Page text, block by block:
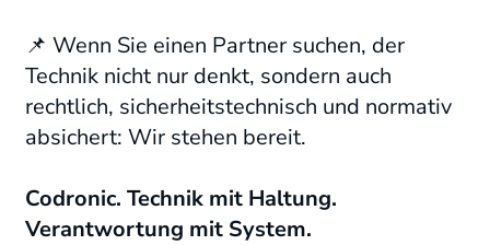
📌 Wenn Sie einen Partner suchen, der
Technik nicht nur denkt, sondern auch
rechtlich, sicherheitstechnisch und normativ
absichert: Wir stehen bereit.
Codronic. Technik mit Haltung.
Verantwortung mit System.